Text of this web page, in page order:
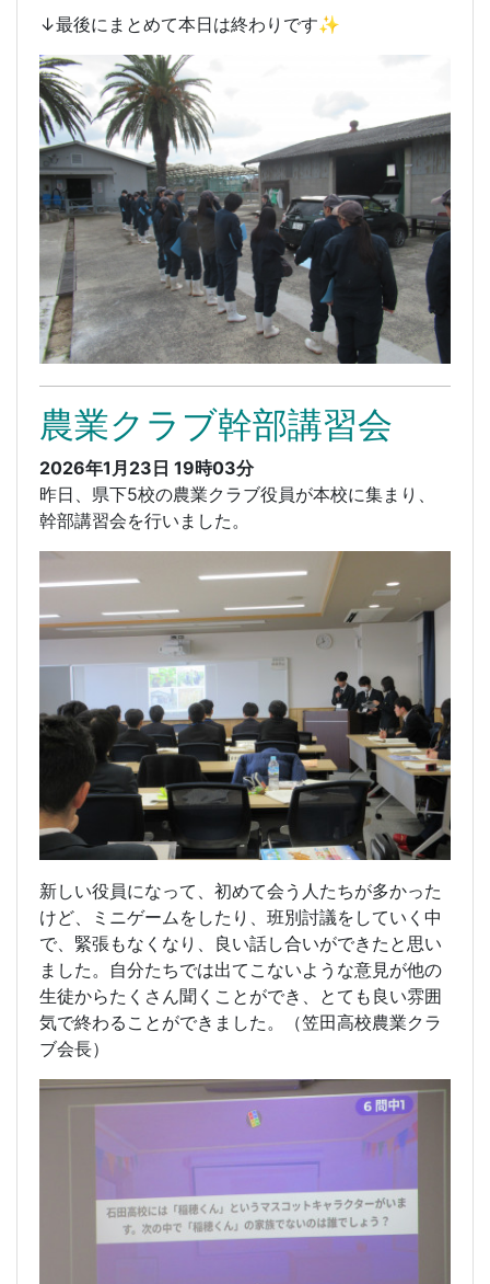
↓最後にまとめて本日は終わりです✨
農業クラブ幹部講習会
2026年1月23日 19時03分
昨日、県下5校の農業クラブ役員が本校に集まり、
幹部講習会を行いました。
新しい役員になって、初めて会う人たちが多かった
けど、ミニゲームをしたり、班別討議をしていく中
で、緊張もなくなり、良い話し合いができたと思い
ました。自分たちでは出てこないような意見が他の
生徒からたくさん聞くことができ、とても良い雰囲
気で終わることができました。（笠田高校農業クラ
ブ会長）